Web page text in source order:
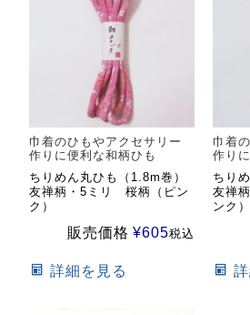
巾着のひもやアクセサリー
作りに便利な和柄ひも
ちりめん丸ひも（1.8m巻）
友禅柄・5ミリ 桜柄（ピン
ク）
販売価格 ¥605税込
詳細を見る
巾着
作り
ちり
友禅
ンク）